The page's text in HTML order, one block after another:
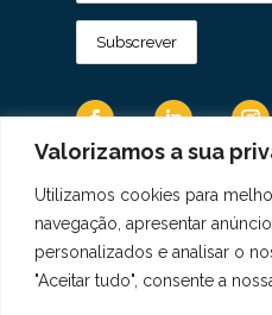
Valorizamos a sua
Utilizamos cookies para
navegação, apresentar
personalizados e analisar o
"Aceitar tudo", consente a
Os Dados Pessoais
com a Diretiva 95/46/
Geral sobre a Proteção
Copyright © 2021 Real